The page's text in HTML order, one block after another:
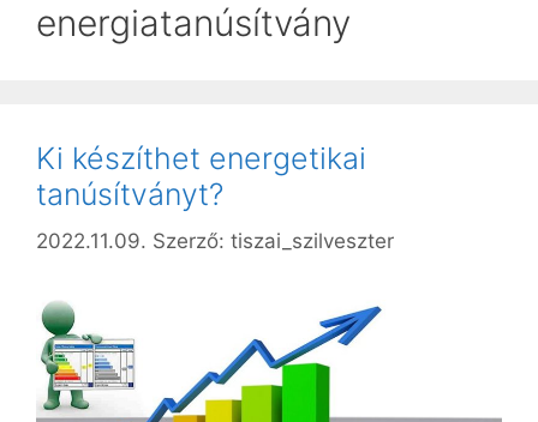
energiatanúsítvány
Ki készíthet energetikai
tanúsítványt?
2022.11.09. Szerző: tiszai_szilveszter